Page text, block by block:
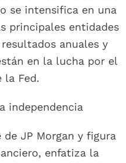
se intensifica en una
principales entidades
anuales y
en la lucha por el
la Fed.
independencia
JP Morgan y figura
enfatiza la